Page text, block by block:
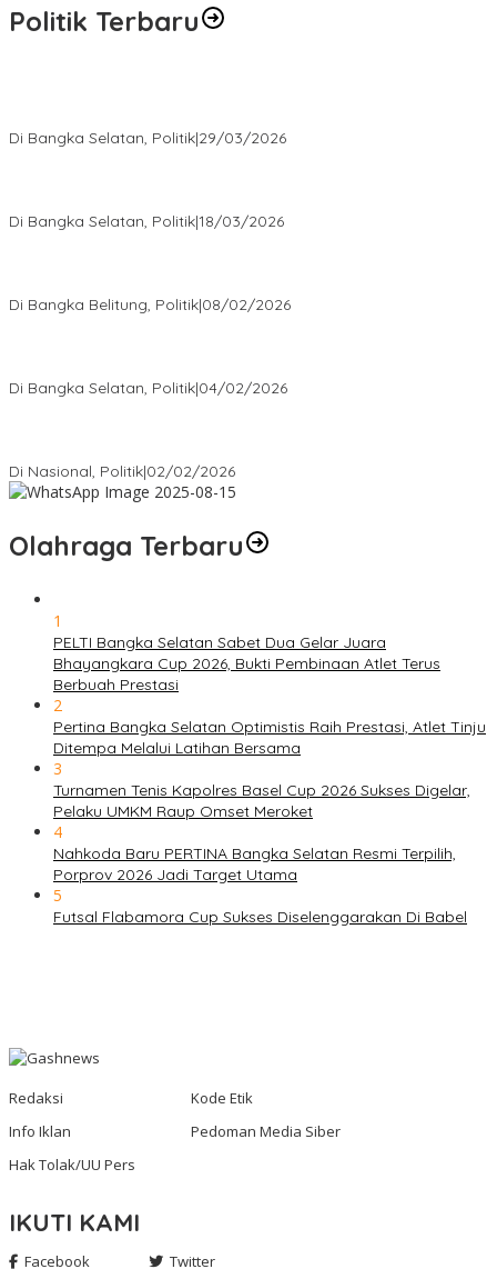
Politik Terbaru
Di Bangka Selatan, Politik|29/03/2026
Di Bangka Selatan, Politik|18/03/2026
Di Bangka Belitung, Politik|08/02/2026
Di Bangka Selatan, Politik|04/02/2026
Di Nasional, Politik|02/02/2026
Olahraga Terbaru
1
PELTI Bangka Selatan Sabet Dua Gelar Juara
Bhayangkara Cup 2026, Bukti Pembinaan Atlet Terus
Berbuah Prestasi
2
Pertina Bangka Selatan Optimistis Raih Prestasi, Atlet Tinju
Ditempa Melalui Latihan Bersama
3
Turnamen Tenis Kapolres Basel Cup 2026 Sukses Digelar,
Pelaku UMKM Raup Omset Meroket
4
Nahkoda Baru PERTINA Bangka Selatan Resmi Terpilih,
Porprov 2026 Jadi Target Utama
5
Futsal Flabamora Cup Sukses Diselenggarakan Di Babel
Redaksi
Kode Etik
Info Iklan
Pedoman Media Siber
Hak Tolak/UU Pers
IKUTI KAMI
Facebook Twitter